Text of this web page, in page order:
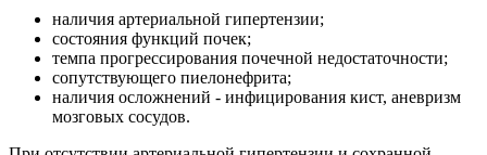
наличия артериальной гипертензии;
состояния функций почек;
темпа прогрессирования почечной недостаточности;
сопутствующего пиелонефрита;
наличия осложнений - инфицирования кист, аневризм
мозговых сосудов.